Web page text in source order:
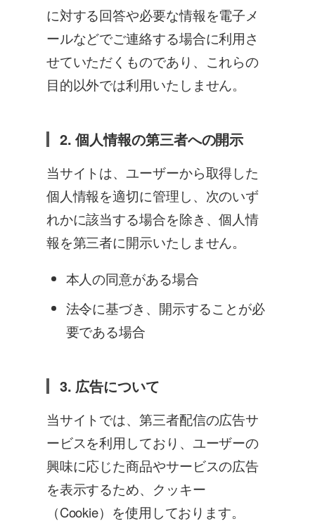
に対する回答や必要な情報を電子メ
ールなどでご連絡する場合に利用さ
せていただくものであり、これらの
目的以外では利用いたしません。
2. 個人情報の第三者への開示
当サイトは、ユーザーから取得した
個人情報を適切に管理し、次のいず
れかに該当する場合を除き、個人情
報を第三者に開示いたしません。
本人の同意がある場合
法令に基づき、開示することが必
要である場合
3. 広告について
当サイトでは、第三者配信の広告サ
ービスを利用しており、ユーザーの
興味に応じた商品やサービスの広告
を表示するため、クッキー
（Cookie）を使用しております。